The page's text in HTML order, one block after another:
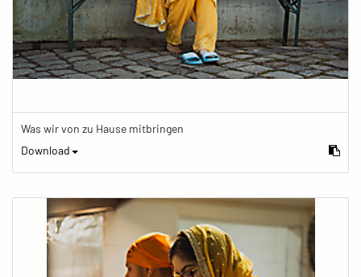
Was wir von zu Hause mitbringen
Download